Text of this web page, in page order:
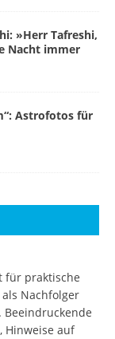
»Herr Tafreshi,
Nacht immer
Astrofotos für
für praktische
Nachfolger
Hinweise auf